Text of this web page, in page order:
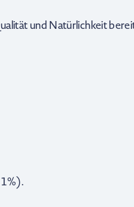
und Natürlichkeit